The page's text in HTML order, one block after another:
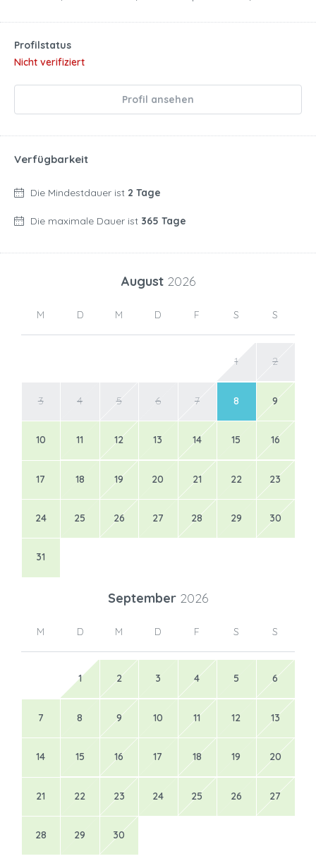
Profilstatus
Nicht verifiziert
Profil ansehen
Verfügbarkeit
Die Mindestdauer ist 2 Tage
Die maximale Dauer ist 365 Tage
August 2026
M D M D F S S
1 2
3 4 5 6 7 8 9
10 11 12 13 14 15 16
17 18 19 20 21 22 23
24 25 26 27 28 29 30
31
September 2026
M D M D F S S
1 2 3 4 5 6
7 8 9 10 11 12 13
14 15 16 17 18 19 20
21 22 23 24 25 26 27
28 29 30